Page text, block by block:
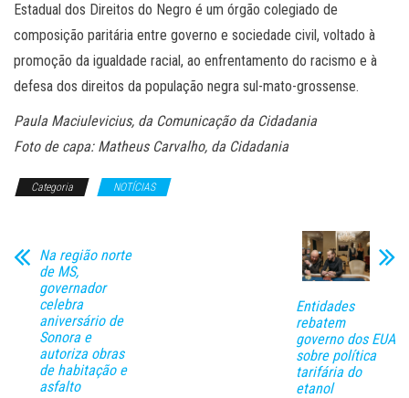
Estadual dos Direitos do Negro é um órgão colegiado de
composição paritária entre governo e sociedade civil, voltado à
promoção da igualdade racial, ao enfrentamento do racismo e à
defesa dos direitos da população negra sul-mato-grossense.
Paula Maciulevicius, da Comunicação da Cidadania
Foto de capa: Matheus Carvalho, da Cidadania
Categoria NOTÍCIAS
Na região norte
de MS,
governador
celebra
aniversário de
Sonora e
autoriza obras
de habitação e
asfalto
Entidades
rebatem
governo dos EUA
sobre política
tarifária do
etanol